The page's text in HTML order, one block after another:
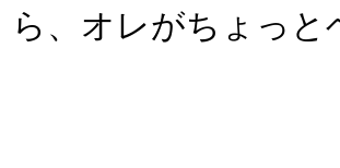
ら、オレがちょっ